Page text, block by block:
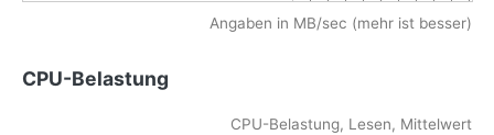
Angaben in MB/sec (mehr ist besser)
CPU-Belastung
CPU-Belastung, Lesen, Mittelwert